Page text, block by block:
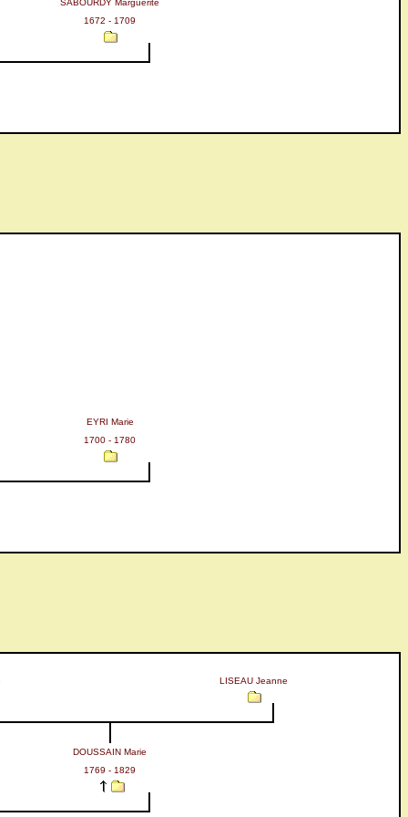
SABOURDY Marguerite
1672 - 1709
EYRI Marie
1700 - 1780
LISEAU Jeanne
DOUSSAIN Marie
1769 - 1829